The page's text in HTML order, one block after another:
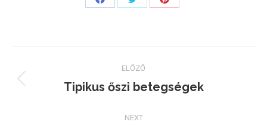
Share
Share
Share
navigation
ELŐZŐ
Previous
Tipikus őszi betegségek
NEXT